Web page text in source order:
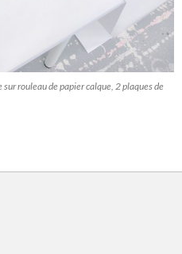
rouleau de papier calque, 2 plaques de